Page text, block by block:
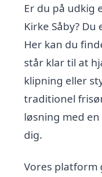
Er du på udkig
Kirke Såby?
Her kan du
står klar til at
klipning eller
traditionel
løsning med
dig.
Vores platform